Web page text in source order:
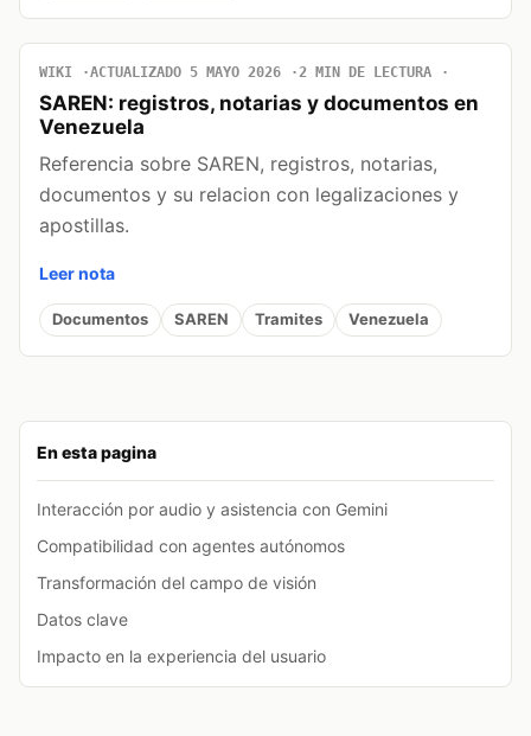
En esta pagina
Interacción por audio y asistencia con Gemini
Compatibilidad con agentes autónomos
Transformación del campo de visión
Datos clave
Impacto en la experiencia del usuario
WIKI ACTUALIZADO 5 MAYO 2026 2 MIN DE LECTURA
SAREN: registros, notarias y documentos en
Venezuela
Referencia sobre SAREN, registros, notarias,
documentos y su relacion con legalizaciones y
apostillas.
Leer nota
Documentos SAREN Tramites Venezuela